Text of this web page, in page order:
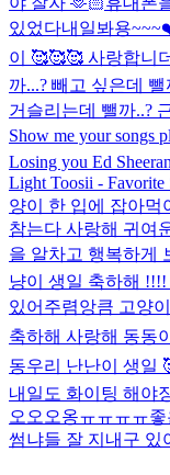
있었다내일봐용
이 🥰🥰🥰 사랑합
까...? 빼고 싶은데
거슬리는데 뺄까..?
Show me your songs
Losing you Ed
Light Toosii - Favorite
양이 한 입에 잡아먹
참는다 사랑해 귀여
을 알차고 행복하
냥이 생일 축하해
있어주렴앙큼 고양
축하해 사랑해 동
동우리 난난이 생일
내일도 화이팅 해야
오오오옹ㅠㅠㅠㅠ
썸냐들 잘 지내구 있